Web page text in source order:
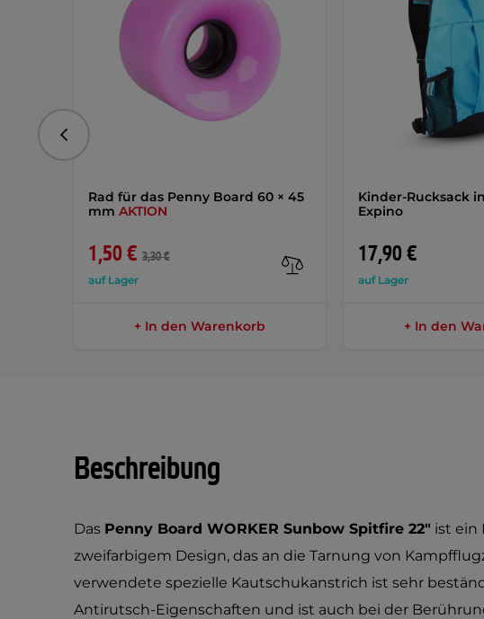
Rad für das Penny Board 60 × 45
mm AKTION
1,50 € 3,30 €
auf Lager
+ In den Warenkorb
Kinder-Rucksack
Expino
17,90 €
auf Lager
+ In den
vorhergehend
Beschreibung
Das Penny Board WORKER Sunbow Spitfire 22" ist ein
zweifarbigem Design, das an die Tarnung von
verwendete spezielle Kautschukanstrich ist sehr
Antirutsch-Eigenschaften und ist auch bei der